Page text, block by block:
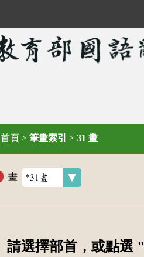
首頁 > 筆畫索引 > 31 畫
畫
請選擇部首，或點選 "